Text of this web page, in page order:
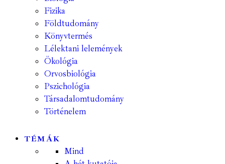
Fizika
Földtudomány
Könyvtermés
Lélektani lelemények
Ökológia
Orvosbiológia
Pszichológia
Társadalomtudomány
Történelem
TÉMÁK
Mind